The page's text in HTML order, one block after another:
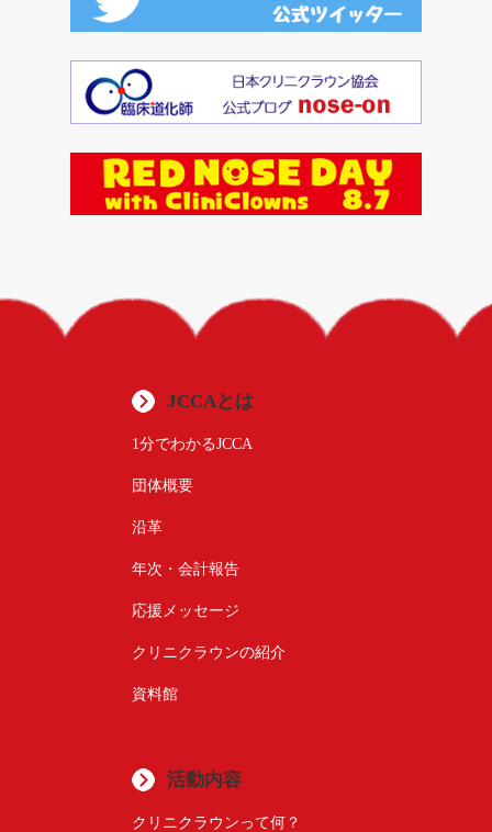
JCCAとは
1分でわかるJCCA
団体概要
沿革
年次・会計報告
応援メッセージ
クリニクラウンの紹介
資料館
活動内容
クリニクラウンって何？